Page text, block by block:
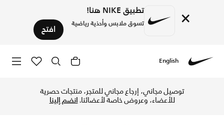
× تطبيق NIKE هنا!
تسوق ملابس وأحذية رياضية افتح
English
توصيل مجاني، إرجاع مجاني للمتجر، منتجات حصرية
للأعضاء، وعروض خاصة لأعضائنا.انضم إلينا